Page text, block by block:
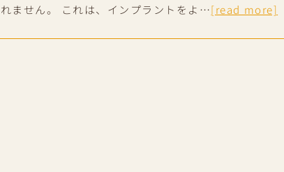
れません。 これは、インプラントをよ…[read more]